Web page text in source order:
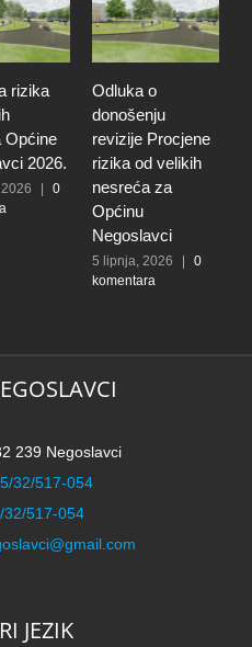
rizika
Općine
2026.
0
Odluka o
donošenju
revizije Procjene
rizika od velikih
nesreća za
Općinu
Negoslavci
5 lipnja, 2026
0
komentara
239 Negoslavci
32/517-054
32/517-054
JEZIK